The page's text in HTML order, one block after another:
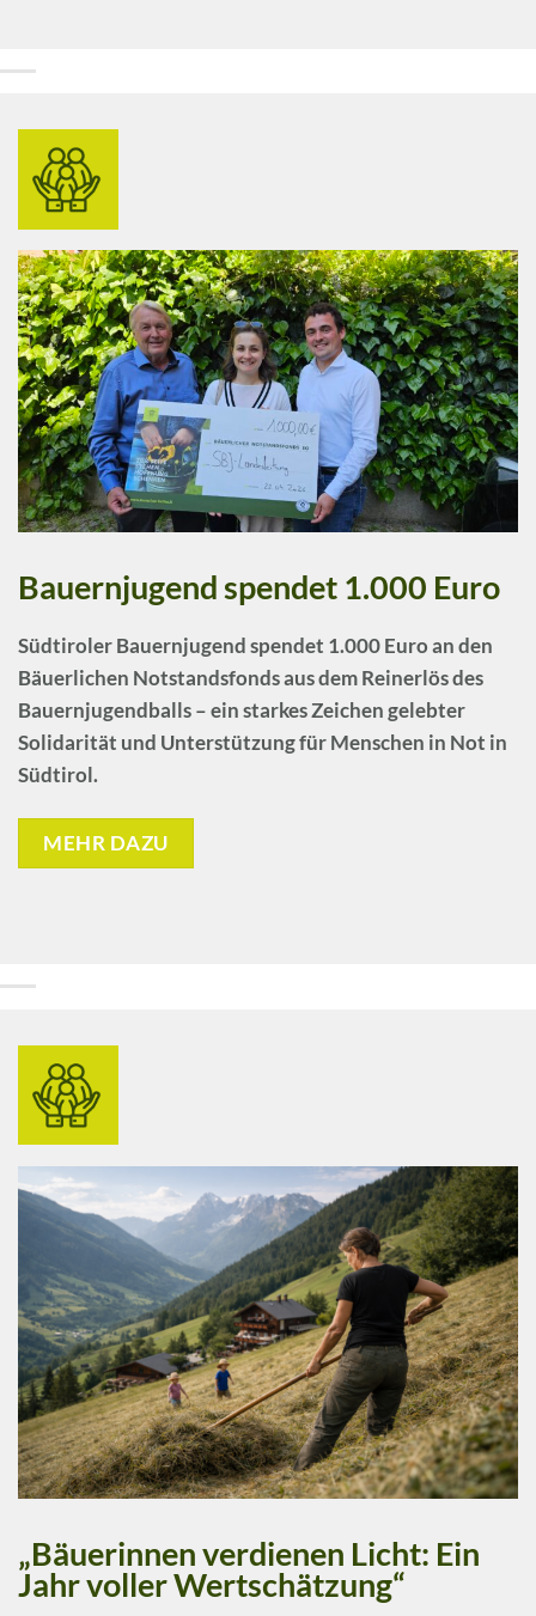
Bauernjugend spendet 1.000 Euro
Südtiroler Bauernjugendspendet 1.000 Euro an den
Bäuerlichen Notstandsfonds aus dem Reinerlös des
Bauernjugendballs – ein starkes Zeichen gelebter
Solidarität und Unterstützung für Menschen in Not in
Südtirol.
MEHR DAZU
„Bäuerinnen verdienen Licht: Ein
Jahr voller Wertschätzung“